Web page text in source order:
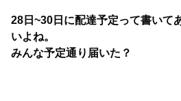
28日~30日に配達予定って書いて
いよね。
みんな予定通り届いた？